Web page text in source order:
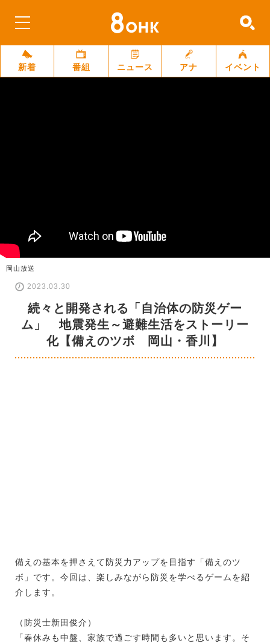
新着 番組 ニュース アナ イベント
岡山放送
2023.03.30
続々と開発される「自治体の防災ゲー
ム」 地震発生～避難生活をストーリー
化【備えのツボ 岡山・香川】
備えの基本を押さえて防災力アップを目指す「備えのツ
ボ」です。今回は、楽しみながら防災を学べるゲームを紹
介します。
（防災士新田俊介）
「春休みも中盤、家族で過ごす時間も多いと思います。そ